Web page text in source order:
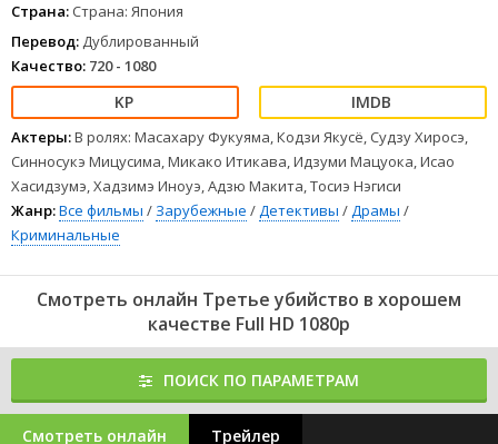
Страна: Страна: Япония
Перевод: Дублированный
Качество: 720 - 1080
Актеры:В ролях: Масахару Фукуяма, Кодзи Якусё, Судзу Хиросэ,
Синносукэ Мицусима, Микако Итикава, Идзуми Мацуока, Исао
Хасидзумэ, Хадзимэ Иноуэ, Адзю Макита, Тосиэ Нэгиси
Жанр:Все фильмы / Зарубежные /Детективы /Драмы /
Криминальные
Смотреть онлайн Третье убийство в хорошем
качестве Full HD 1080p
ПОИСК ПО ПАРАМЕТРАМ
Смотреть онлайн Трейлер